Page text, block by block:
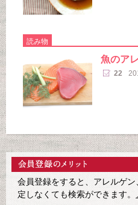
読み物
魚のア
22
会員登録をすると、アレルゲ
定しなくても検索ができます。